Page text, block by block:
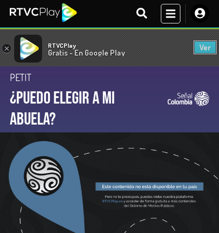
× RTVCPlay
Gratis - En Google Play
Ver
PETIT
¿Puedo elegir a mi
abuela?